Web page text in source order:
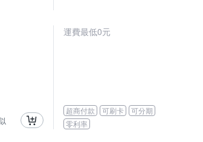
運費最低0元
超商付款 可刷卡
可分期
零利率